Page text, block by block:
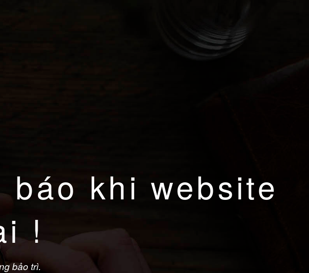
khi website
!
bảo trì.